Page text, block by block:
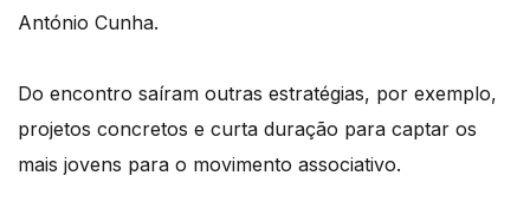
António Cunha.
Do encontro saíram outras estratégias, por exemplo,
projetos concretos e curta duração para captar os
mais jovens para o movimento associativo.